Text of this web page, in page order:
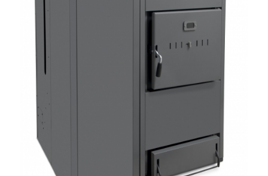
Dual Therm 35 kW-os professzionális
pellet, és hasábfa tüzelésű automata kazán